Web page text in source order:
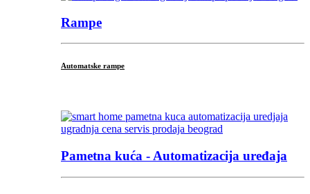
Rampe
Automatske rampe
Pametna kuća - Automatizacija uređaja